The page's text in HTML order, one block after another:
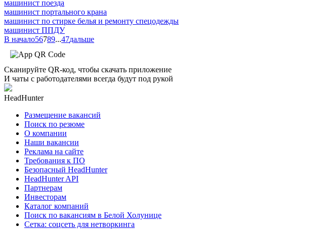
машинист поезда
машинист портального крана
машинист по стирке белья и ремонту спецодежды
машинист ППДУ
В начало56789...47дальше
Сканируйте QR-код, чтобы скачать приложение
И чаты с работодателями всегда будут под рукой
HeadHunter
Размещение вакансий
Поиск по резюме
О компании
Наши вакансии
Реклама на сайте
Требования к ПО
Безопасный HeadHunter
HeadHunter API
Партнерам
Инвесторам
Каталог компаний
Поиск по вакансиям в Белой Холунице
Сетка: соцсеть для нетворкинга